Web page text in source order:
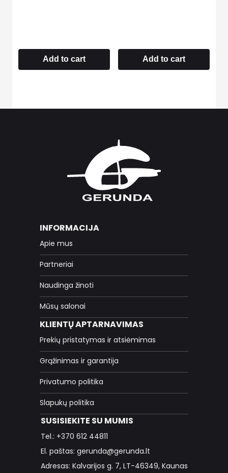
Add to cart Add to cart
INFORMACIJA
Apie mus
Partneriai
Naudinga žinoti
Mūsų salonai
KLIENTŲ APTARNAVIMAS
Prekių pristatymas ir atsiėmimas
Grąžinimas ir garantija
Privatumo politika
Slapukų politika
SUSISIEKITE SU MUMIS
Tel.: +370 612 44811
El. paštas: gerunda@gerunda.lt
Adresas: Kalvarijos g. 7, LT-46349, Kaunas